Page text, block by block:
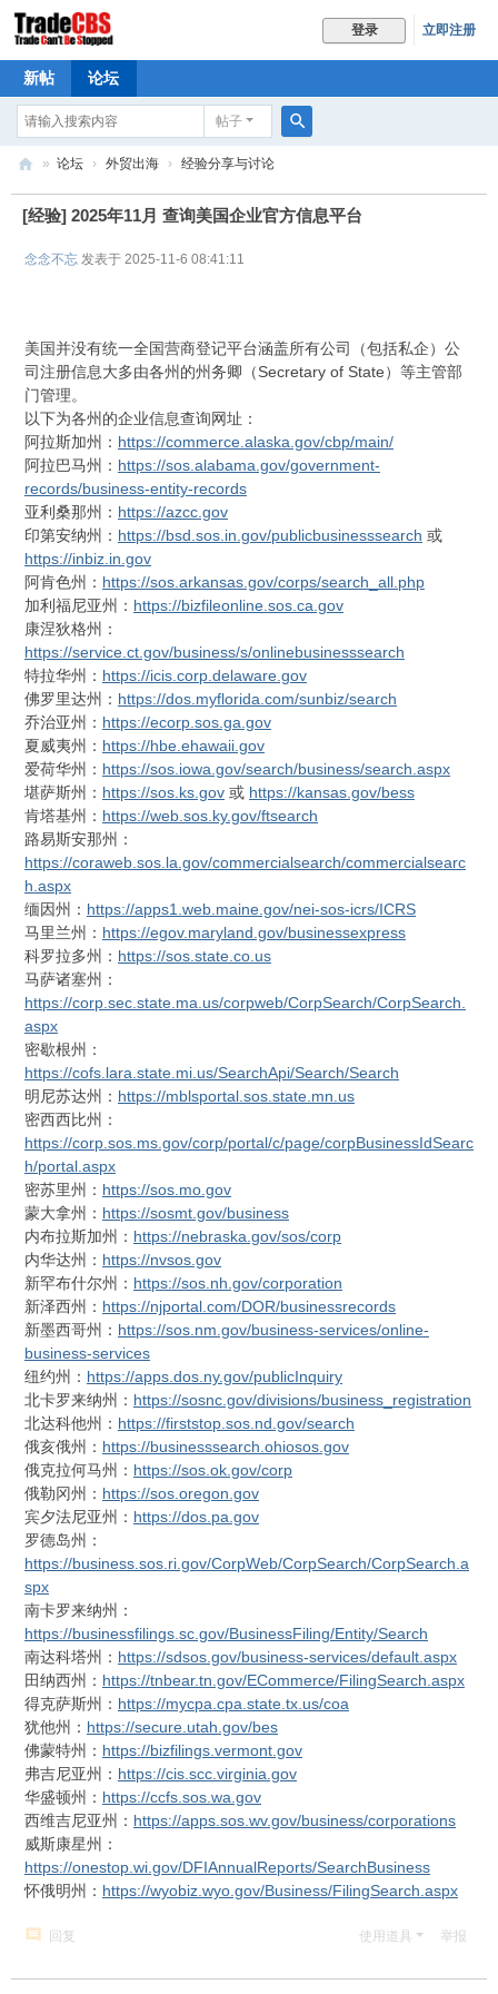
登录 立即注册
新帖 论坛
帖子
Tr
ad
e
S
» 论坛 › 外贸出海 › 经验分享与讨论
[经验] 2025年11月 查询美国企业官方信息平台
念念不忘 发表于 2025-11-6 08:41:11
美国并没有统一全国营商登记平台涵盖所有公司（包括私企）公
司注册信息大多由各州的州务卿（Secretary of State）等主管部
门管理。
以下为各州的企业信息查询网址：
阿拉斯加州： https://commerce.alaska.gov/cbp/main/
阿拉巴马州： https://sos.alabama.gov/government-
records/business-entity-records
亚利桑那州： https://azcc.gov
印第安纳州： https://bsd.sos.in.gov/publicbusinesssearch 或
https://inbiz.in.gov
阿肯色州： https://sos.arkansas.gov/corps/search_all.php
加利福尼亚州： https://bizfileonline.sos.ca.gov
康涅狄格州：
https://service.ct.gov/business/s/onlinebusinesssearch
特拉华州： https://icis.corp.delaware.gov
佛罗里达州： https://dos.myflorida.com/sunbiz/search
乔治亚州： https://ecorp.sos.ga.gov
夏威夷州： https://hbe.ehawaii.gov
爱荷华州： https://sos.iowa.gov/search/business/search.aspx
堪萨斯州： https://sos.ks.gov 或 https://kansas.gov/bess
肯塔基州： https://web.sos.ky.gov/ftsearch
路易斯安那州：
https://coraweb.sos.la.gov/commercialsearch/commercialsearc
h.aspx
缅因州： https://apps1.web.maine.gov/nei-sos-icrs/ICRS
马里兰州： https://egov.maryland.gov/businessexpress
科罗拉多州： https://sos.state.co.us
马萨诸塞州：
https://corp.sec.state.ma.us/corpweb/CorpSearch/CorpSearch.
aspx
密歇根州：
https://cofs.lara.state.mi.us/SearchApi/Search/Search
明尼苏达州： https://mblsportal.sos.state.mn.us
密西西比州：
https://corp.sos.ms.gov/corp/portal/c/page/corpBusinessIdSearc
h/portal.aspx
密苏里州： https://sos.mo.gov
蒙大拿州： https://sosmt.gov/business
内布拉斯加州： https://nebraska.gov/sos/corp
内华达州： https://nvsos.gov
新罕布什尔州： https://sos.nh.gov/corporation
新泽西州： https://njportal.com/DOR/businessrecords
新墨西哥州： https://sos.nm.gov/business-services/online-
business-services
纽约州： https://apps.dos.ny.gov/publicInquiry
北卡罗来纳州： https://sosnc.gov/divisions/business_registration
北达科他州： https://firststop.sos.nd.gov/search
俄亥俄州： https://businesssearch.ohiosos.gov
俄克拉何马州： https://sos.ok.gov/corp
俄勒冈州： https://sos.oregon.gov
宾夕法尼亚州： https://dos.pa.gov
罗德岛州：
https://business.sos.ri.gov/CorpWeb/CorpSearch/CorpSearch.a
spx
南卡罗来纳州：
https://businessfilings.sc.gov/BusinessFiling/Entity/Search
南达科塔州： https://sdsos.gov/business-services/default.aspx
田纳西州： https://tnbear.tn.gov/ECommerce/FilingSearch.aspx
得克萨斯州： https://mycpa.cpa.state.tx.us/coa
犹他州： https://secure.utah.gov/bes
佛蒙特州： https://bizfilings.vermont.gov
弗吉尼亚州： https://cis.scc.virginia.gov
华盛顿州： https://ccfs.sos.wa.gov
西维吉尼亚州： https://apps.sos.wv.gov/business/corporations
威斯康星州：
https://onestop.wi.gov/DFIAnnualReports/SearchBusiness
怀俄明州： https://wyobiz.wyo.gov/Business/FilingSearch.aspx
回复 使用道具 举报